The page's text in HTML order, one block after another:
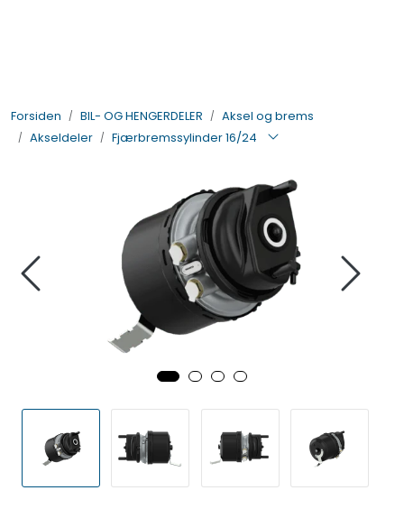
Forsiden BIL- OG HENGERDELER
Aksel og brems
Akseldeler
Fjærbremssylinder 16/24
ELEKTRISK
PÅBYGG OG CHASSIS
SIKKERHET